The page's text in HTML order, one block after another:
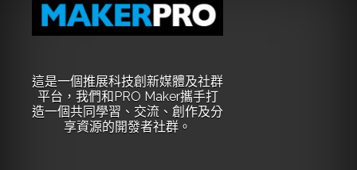
這是一個推展科技創新媒體及社群
平台，我們和PRO Maker攜手打
造一個共同學習、交流、創作及分
享資源的開發者社群。